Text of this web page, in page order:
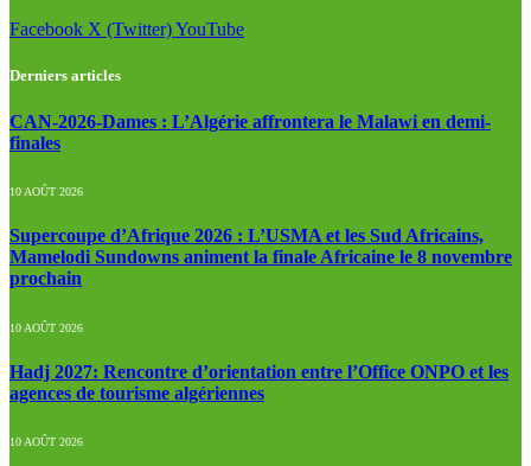
Facebook X (Twitter)YouTube
Derniers articles
CAN-2026-Dames : L’Algérie affrontera le Malawi en demi-
finales
10 AOÛT 2026
Supercoupe d’Afrique 2026 : L’USMA et les Sud Africains,
Mamelodi Sundowns animent la finale Africaine le 8 novembre
prochain
10 AOÛT 2026
Hadj 2027: Rencontre d’orientation entre l’Office ONPO et les
agences de tourisme algériennes
10 AOÛT 2026